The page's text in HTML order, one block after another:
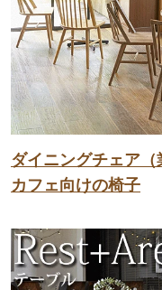
ダイニングチェア
カフェ向けの椅子